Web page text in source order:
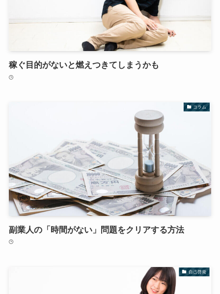
稼ぐ目的がないと燃えつきてしまうかも
コラム
副業人の「時間がない」問題をクリアする方法
自己啓発